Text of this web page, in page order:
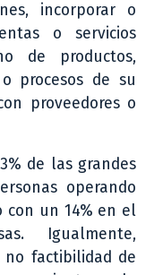
incorporar o
o servicios
de productos,
procesos de su
proveedores o
de las grandes
operando
con un 14% en el
Igualmente,
no factibilidad de